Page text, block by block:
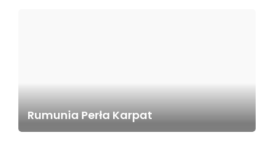
Rumunia Perła Karpat